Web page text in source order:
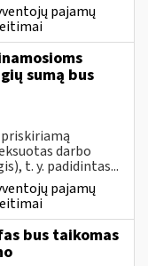
pajamų
sumą bus
darbo
t. y. padidintas...
pajamų
bus taikomas